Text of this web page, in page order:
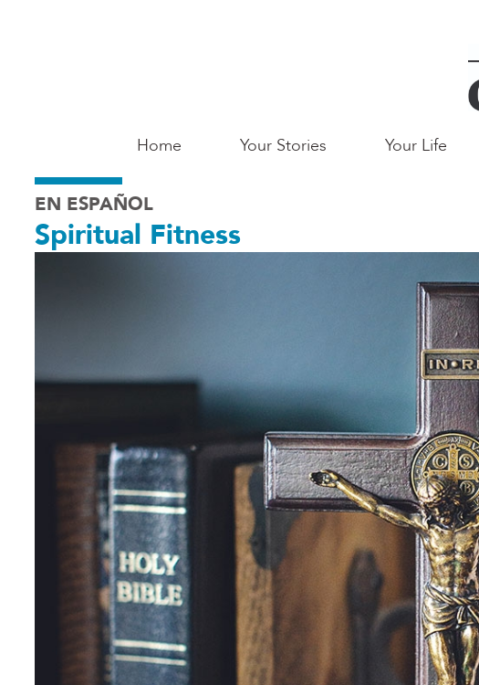
Main
Saginaw
Home Your Stories Your Life
EN ESPAÑOL
Spiritual Fitness